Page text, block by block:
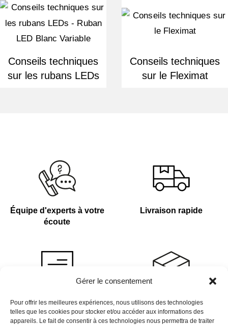
Gérer le consentement
Pour offrir les meilleures expériences, nous utilisons des technologies
telles que les cookies pour stocker et/ou accéder aux informations des
appareils. Le fait de consentir à ces technologies nous permettra de traiter
Conseils techniques
sur les rubans LEDs
Conseils techniques
sur le Fleximat
Équipe d'experts à votre
écoute
Livraison rapide
Devis sur demande
Plus de 4 000 références
en stock